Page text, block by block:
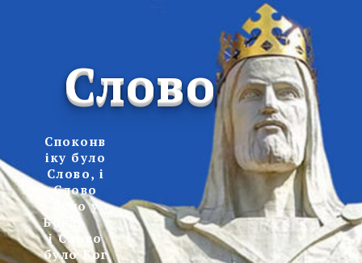
Слово
Споконв
іку було
Слово, і
Слово
було у
Бога,
і Слово
було Бог